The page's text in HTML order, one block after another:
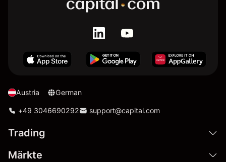
Austria German
+49 3046690292 support@capital.com
Trading
Märkte